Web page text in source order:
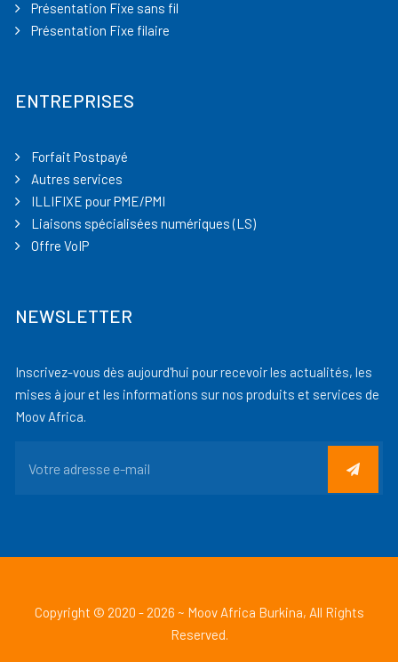
Présentation Fixe sans fil
Présentation Fixe filaire
ENTREPRISES
Forfait Postpayé
Autres services
ILLIFIXE pour PME/PMI
Liaisons spécialisées numériques (LS)
Offre VoIP
NEWSLETTER
Inscrivez-vous dès aujourd'hui pour recevoir les actualités, les
mises à jour et les informations sur nos produits et services de
Moov Africa.
Copyright © 2020 - 2026 ~ Moov Africa Burkina, All Rights
Reserved.